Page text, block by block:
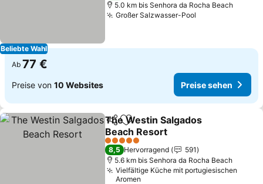
Beliebte Wahl
5.0 km bis Senhora da Rocha Beach
Großer Salzwasser-Pool
Ab 77 €
Preise von 10 Websites Preise sehen
TeilenZu Favoriten hinzufügen
The Westin Salgados
Beach Resort
Preise sehen
5 Sterne
8,5 Hervorragend
591
5.6 km bis Senhora da Rocha Beach
Vielfältige Küche mit portugiesischen
Aromen